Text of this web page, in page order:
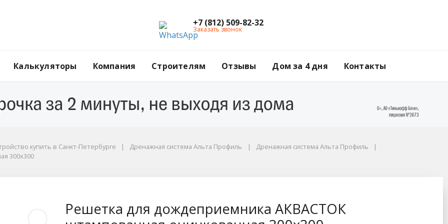
+7 (812) 509-82-32
Заказать звонок
Калькуляторы Компания Строителям Отзывы Дом за 4 дня Контакты
купить в Санкт-Петербурге Дренажная система Альта Профиль
Дренажная система Альта Профиль
300x300
Решетка для дождеприемника АКВАСТОК